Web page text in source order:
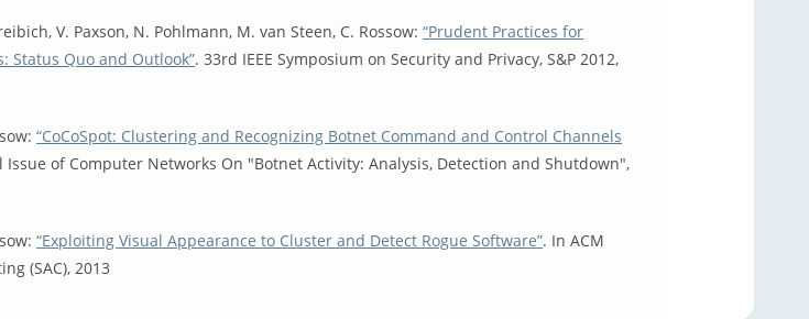
V. Paxson, N. Pohlmann, M. van Steen, C. Rossow:“Prudent Practices for
Status Quo and Outlook”. 33rd IEEE Symposium on Security and Privacy, S&P 2012,
“CoCoSpot: Clustering and Recognizing Botnet Command and Control Channels
Issue of Computer Networks On "Botnet Activity: Analysis, Detection and Shutdown",
“Exploiting Visual Appearance to Cluster and Detect Rogue Software”. In ACM
(SAC), 2013